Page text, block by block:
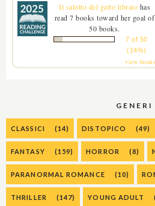
Il salotto del gatto libraio has
read 7 books toward her goal of
50 books.
7 of 50
(14%)
view books
GENERI
CLASSICI (14) DISTOPICO (49)
FANTASY (159) HORROR (8)
PARANORMAL ROMANCE (10)
THRILLER (147) YOUNG ADULT